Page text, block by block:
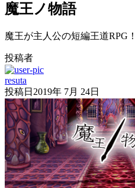
魔王ノ物語
魔王が主人公の短編王道RPG！
投稿者
resuta
投稿日 2019年 7月 24日